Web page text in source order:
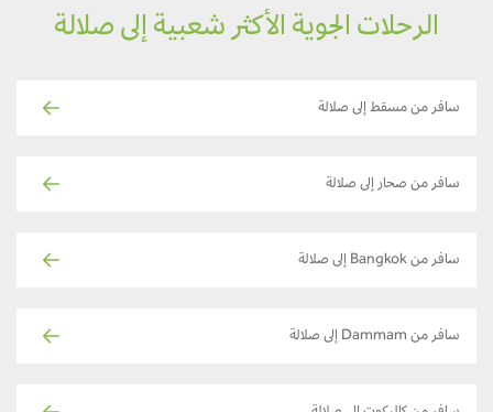
الرحلات الجوية الأكثر شعبية إلى صلالة
سافر من مسقط إلى صلالة
سافر من صحار إلى صلالة
سافر من Bangkok إلى صلالة
سافر من Dammam إلى صلالة